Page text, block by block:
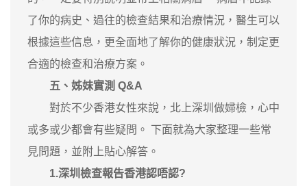
了你的病史、過往的檢查結果和治療情況，醫生可以
根據這些信息，更全面地了解你的健康狀況，制定更
合適的檢查和治療方案。
五、姊妹實測 Q&A
對於不少香港女性來說，北上深圳做婦檢，心中
或多或少都會有些疑問。 下面就為大家整理一些常
見問題，並附上貼心解答。
1.深圳檢查報告香港認唔認?